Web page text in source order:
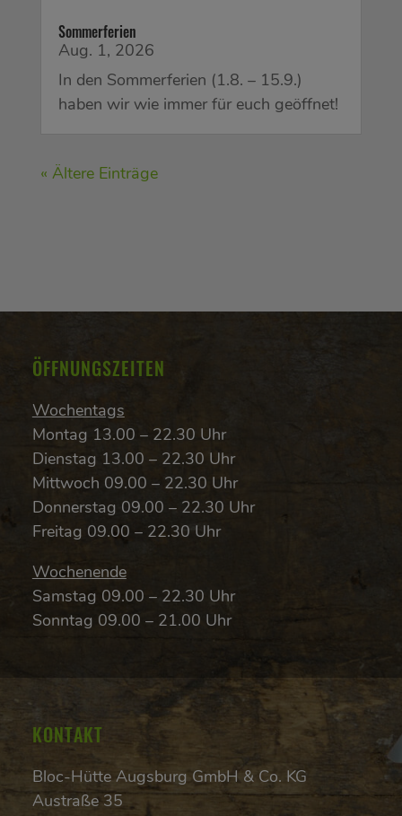
Sommerferien
Aug. 1, 2026
In den Sommerferien (1.8. – 15.9.)
haben wir wie immer für euch geöffnet!
« Ältere Einträge
ÖFFNUNGSZEITEN
Wochentags
Montag 13.00 – 22.30 Uhr
Dienstag 13.00 – 22.30 Uhr
Mittwoch 09.00 – 22.30 Uhr
Donnerstag 09.00 – 22.30 Uhr
Freitag 09.00 – 22.30 Uhr
Wochenende
Samstag 09.00 – 22.30 Uhr
Sonntag 09.00 – 21.00 Uhr
KONTAKT
Bloc-Hütte Augsburg GmbH & Co. KG
Austraße 35